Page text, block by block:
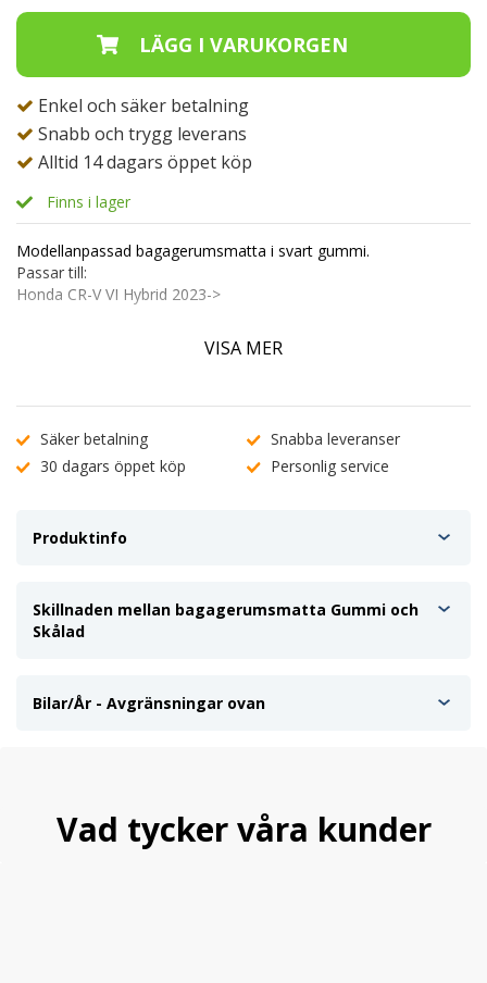
Enkel och säker betalning
Snabb och trygg leverans
Alltid 14 dagars öppet köp
Finns i lager
Modellanpassad bagagerumsmatta i svart gummi.
Passar till:
Honda CR-V VI Hybrid 2023->
Modellanpassad för bästa passform.
Upphöjda kanter 3-5cm
Vatten och vätsketät
Enkel att plocka ut.
mellan skålad och inte skålad bagagerumsmatta
VISA MER
Säker betalning
Snabba leveranser
30 dagars öppet köp
Personlig service
Produktinfo
Skillnaden mellan bagagerumsmatta Gummi och
Skålad
Bilar/År - Avgränsningar ovan
Vad tycker våra kunder